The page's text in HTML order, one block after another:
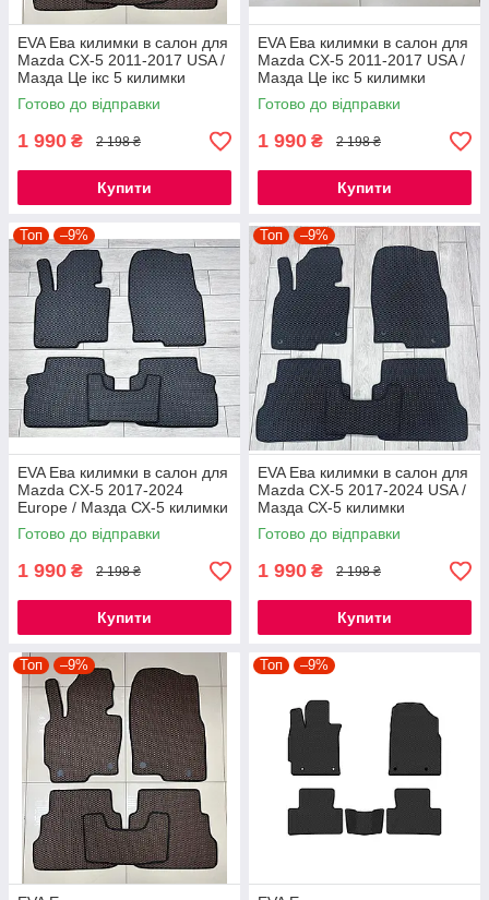
EVA Ева килимки в салон для
Mazda CX-5 2011-2017 USA /
Мазда Це ікс 5 килимки
Готово до відправки
1 990 ₴ 2 198 ₴
Купити
EVA Ева килимки в салон для
Mazda CX-5 2011-2017 USA /
Мазда Це ікс 5 килимки
Готово до відправки
1 990 ₴ 2 198 ₴
Купити
Топ –9%
EVA Ева килимки в салон для
Mazda CX-5 2017-2024
Europe / Мазда СХ-5 килимки
Готово до відправки
1 990 ₴ 2 198 ₴
Купити
Топ –9%
EVA Ева килимки в салон для
Mazda CX-5 2017-2024 USA /
Мазда СХ-5 килимки
Готово до відправки
1 990 ₴ 2 198 ₴
Купити
Топ –9% Топ –9%